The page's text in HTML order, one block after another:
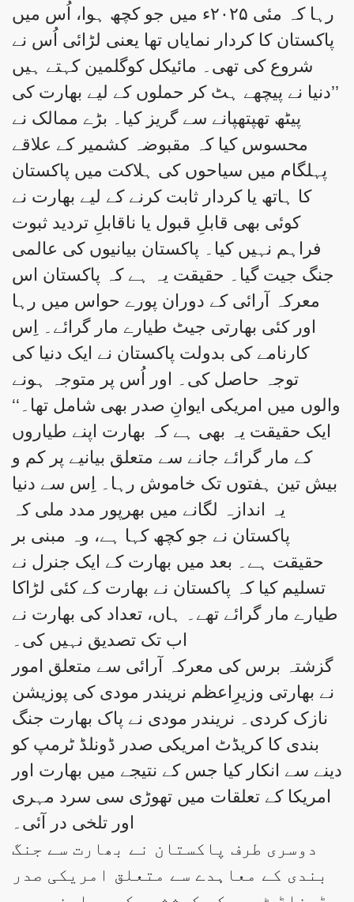
رہا کہ مئی ۲۰۲۵ء میں جو کچھ ہوا، اُس میں
پاکستان کا کردار نمایاں تھا یعنی لڑائی اُس نے
شروع کی تھی۔ مائیکل کوگلمین کہتے ہیں
’’دنیا نے پیچھے ہٹ کر حملوں کے لیے بھارت کی
پیٹھ تھپتھپانے سے گریز کیا۔ بڑے ممالک نے
محسوس کیا کہ مقبوضہ کشمیر کے علاقے
پہلگام میں سیاحوں کی ہلاکت میں پاکستان
کا ہاتھ یا کردار ثابت کرنے کے لیے بھارت نے
کوئی بھی قابلِ قبول یا ناقابلِ تردید ثبوت
فراہم نہیں کیا۔ پاکستان بیانیوں کی عالمی
جنگ جیت گیا۔ حقیقت یہ ہے کہ پاکستان اس
معرکہ آرائی کے دوران پورے حواس میں رہا
اور کئی بھارتی جیٹ طیارے مار گرائے۔ اِس
کارنامے کی بدولت پاکستان نے ایک دنیا کی
توجہ حاصل کی۔ اور اُس پر متوجہ ہونے
والوں میں امریکی ایوانِ صدر بھی شامل تھا۔‘‘
ایک حقیقت یہ بھی ہے کہ بھارت اپنے طیاروں
کے مار گرائے جانے سے متعلق بیانیے پر کم و
بیش تین ہفتوں تک خاموش رہا۔ اِس سے دنیا
یہ اندازہ لگانے میں بھرپور مدد ملی کہ
پاکستان نے جو کچھ کہا ہے، وہ مبنی بر
حقیقت ہے۔ بعد میں بھارت کے ایک جنرل نے
تسلیم کیا کہ پاکستان نے بھارت کے کئی لڑاکا
طیارے مار گرائے تھے۔ ہاں، تعداد کی بھارت نے
اب تک تصدیق نہیں کی۔
گزشتہ برس کی معرکہ آرائی سے متعلق امور
نے بھارتی وزیرِاعظم نریندر مودی کی پوزیشن
نازک کردی۔ نریندر مودی نے پاک بھارت جنگ
بندی کا کریڈٹ امریکی صدر ڈونلڈ ٹرمپ کو
دینے سے انکار کیا جس کے نتیجے میں بھارت اور
امریکا کے تعلقات میں تھوڑی سی سرد مہری
اور تلخی در آئی۔
دوسری طرف پاکستان نے بھارت سے جنگ
بندی کے معاہدے سے متعلق امریکی صدر